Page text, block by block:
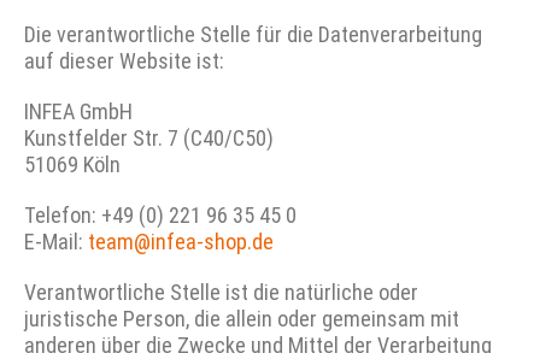
Die verantwortliche Stelle für die Datenverarbeitung
auf dieser Website ist:
INFEA GmbH
Kunstfelder Str. 7 (C40/C50)
51069 Köln
Telefon: +49 (0) 221 96 35 45 0
E-Mail: team@infea-shop.de
Verantwortliche Stelle ist die natürliche oder
juristische Person, die allein oder gemeinsam mit
anderen über die Zwecke und Mittel der Verarbeitung